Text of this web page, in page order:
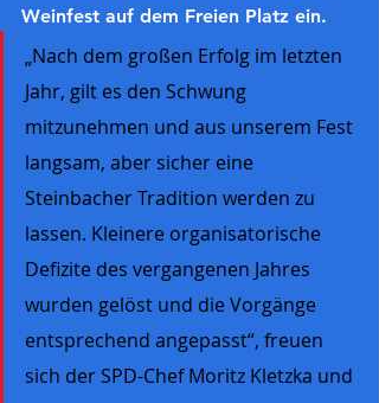
Weinfest auf dem Freien Platz ein.
„Nach dem großen Erfolg im letzten
Jahr, gilt es den Schwung
mitzunehmen und aus unserem Fest
langsam, aber sicher eine
Steinbacher Tradition werden zu
lassen. Kleinere organisatorische
Defizite des vergangenen Jahres
wurden gelöst und die Vorgänge
entsprechend angepasst“, freuen
sich der SPD-Chef Moritz Kletzka und